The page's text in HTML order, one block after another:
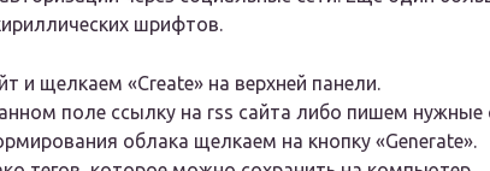
шрифтов.
и щелкаем «Create» на верхней панели.
поле ссылку на rss сайта либо пишем нужные
облака щелкаем на кнопку «Generate».